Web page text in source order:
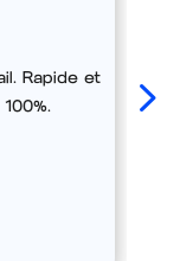
Rapide et